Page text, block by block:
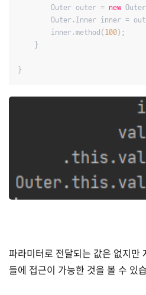
        Outer outer =
new
Outer.Inner inner =
        inner.method(
100);
    }
}
파라미터로 전달되는 값은 없지만
들에 접근이 가능한 것을 볼 수 있